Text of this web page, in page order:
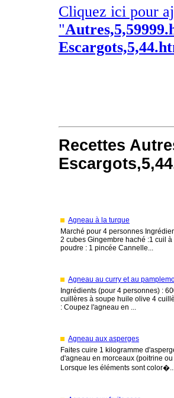
Cliquez ici pour
"
Recettes
Agneau à la turque
Marché pour 4 personnes
2 cubes Gingembre haché :1 cuil
poudre : 1 pincée Cannelle...
Agneau au curry et au
Ingrédients (pour 4 personnes) :
cuillères à soupe huile olive 4
: Coupez l'agneau en ...
Agneau aux asperges
Faites cuire 1 kilogramme
d'agneau en morceaux (poitrine
Lorsque les éléments sont color�...